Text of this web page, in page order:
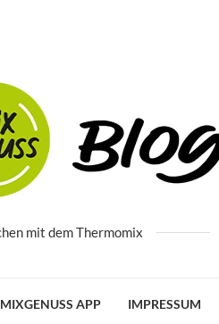
mit dem Thermomix
MIXGENUSS APP IMPRESSUM